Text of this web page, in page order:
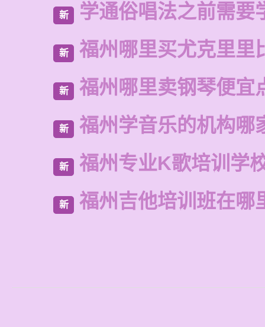
新 学通俗唱法之前需要
新 福州哪里买尤克里里
新 福州哪里卖钢琴便宜
新 福州学音乐的机构哪
新 福州专业K歌培训学
新 福州吉他培训班在哪